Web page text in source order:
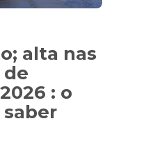
alta nas
: o